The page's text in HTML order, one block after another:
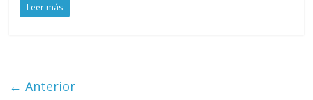
Leer más
← Anterior